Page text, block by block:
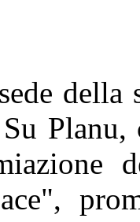
della
Planu,